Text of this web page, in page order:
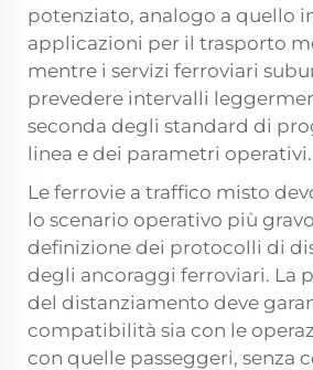
potenziato, analogo a quello
applicazioni per il trasporto
mentre i servizi ferroviari
prevedere intervalli
seconda degli standard di
linea e dei parametri operativi.
Le ferrovie a traffico misto
lo scenario operativo più
definizione dei protocolli di
degli ancoraggi ferroviari. La
del distanziamento deve
compatibilità sia con le
con quelle passeggeri, senza